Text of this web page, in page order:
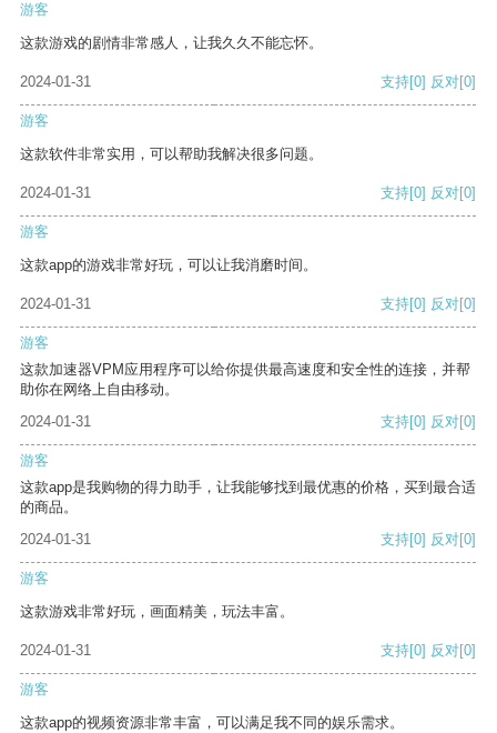
游客
这款游戏的剧情非常感人，让我久久不能忘怀。
2024-01-31 支持[0] 反对[0]
游客
这款软件非常实用，可以帮助我解决很多问题。
2024-01-31 支持[0] 反对[0]
游客
这款app的游戏非常好玩，可以让我消磨时间。
2024-01-31 支持[0] 反对[0]
游客
这款加速器VPM应用程序可以给你提供最高速度和安全性的连接，并帮
助你在网络上自由移动。
2024-01-31
支持[0] 反对[0]
游客
这款app是我购物的得力助手，让我能够找到最优惠的价格，买到最合适
的商品。
2024-01-31
支持[0] 反对[0]
游客
这款游戏非常好玩，画面精美，玩法丰富。
2024-01-31 支持[0] 反对[0]
游客
这款app的视频资源非常丰富，可以满足我不同的娱乐需求。